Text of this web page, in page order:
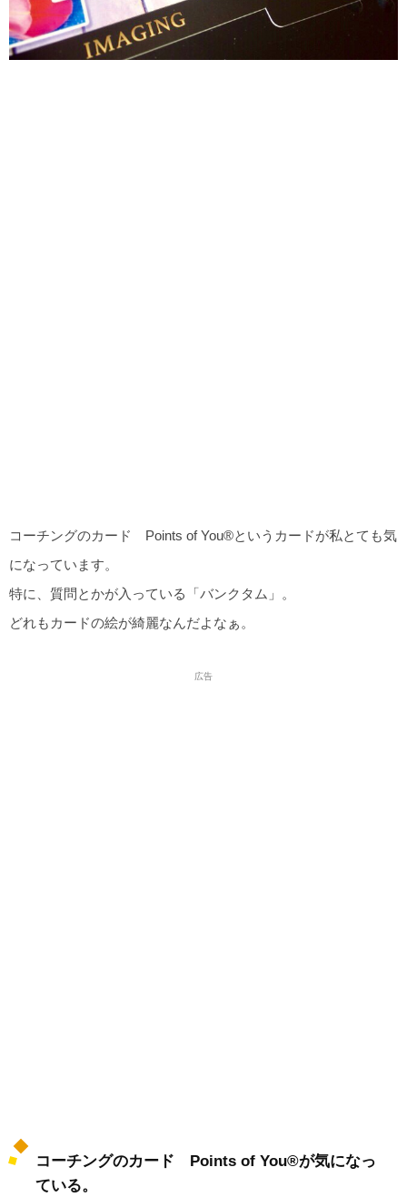
コーチングのカード Points of You®︎というカードが私とても気
になっています。
特に、質問とかが入っている「バンクタム」。
どれもカードの絵が綺麗なんだよなぁ。
広告
コーチングのカード Points of You®︎が気になっ
ている。